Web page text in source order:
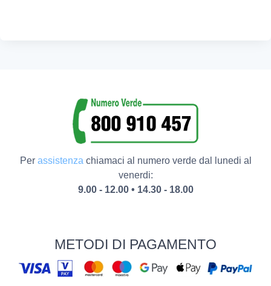
Per assistenzachiamaci al numero verde dal lunedi al
venerdi:
9.00 - 12.00 • 14.30 - 18.00
METODI DI PAGAMENTO